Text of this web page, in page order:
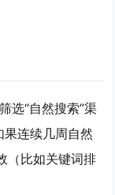
筛选“自然搜索”渠
连续几周自然
（比如关键词排